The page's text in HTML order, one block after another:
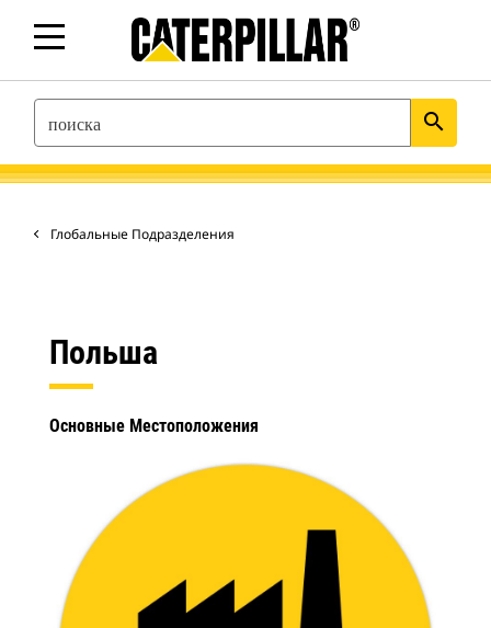
SEARCH search
Глобальные Подразделения
Польша
Основные Местоположения